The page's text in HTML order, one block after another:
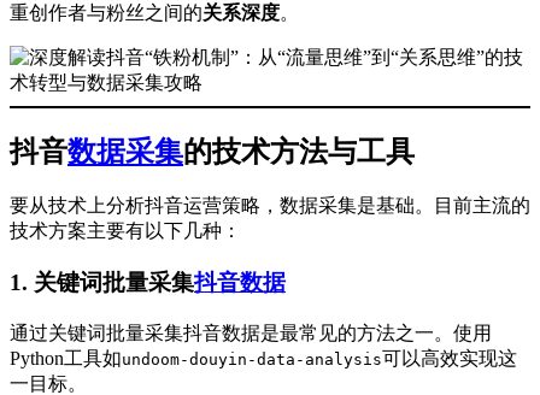
重创作者与粉丝之间的关系深度。
抖音数据采集的技术方法与工具
要从技术上分析抖音运营策略，数据采集是基础。目前主流的
技术方案主要有以下几种：
1. 关键词批量采集抖音数据
通过关键词批量采集抖音数据是最常见的方法之一。使用
Python工具如undoom-douyin-data-analysis可以高效实现这
一目标。